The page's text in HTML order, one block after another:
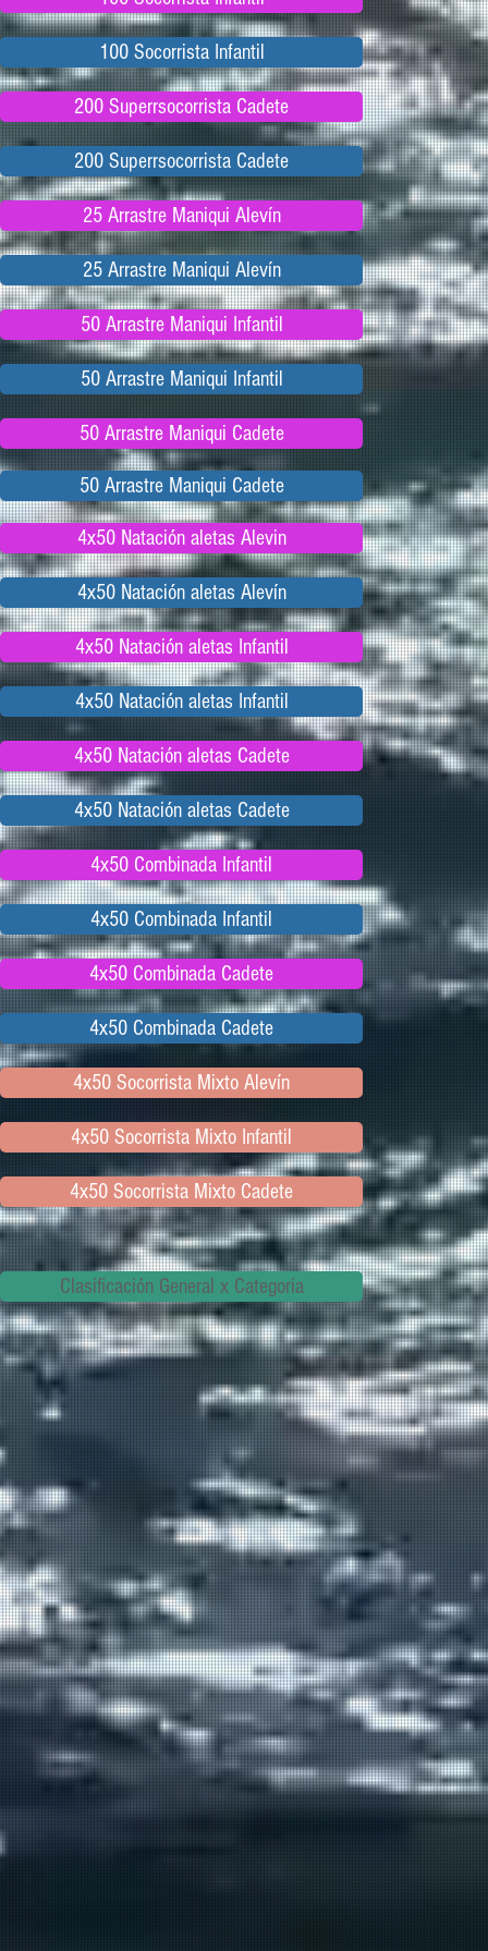
100 Socorrista Infantil
200 Superrsocorrista Cadete
200 Superrsocorrista Cadete
25 Arrastre Maniqui Alevín
25 Arrastre Maniqui Alevín
50 Arrastre Maniqui Infantil
50 Arrastre Maniqui Infantil
50 Arrastre Maniqui Cadete
50 Arrastre Maniqui Cadete
4x50 Natación aletas Alevin
4x50 Natación aletas Alevín
4x50 Natación aletas Infantil
4x50 Natación aletas Infantil
4x50 Natación aletas Cadete
4x50 Natación aletas Cadete
4x50 Combinada Infantil
4x50 Combinada Infantil
4x50 Combinada Cadete
4x50 Combinada Cadete
4x50 Socorrista Mixto Alevín
4x50 Socorrista Mixto Infantil
4x50 Socorrista Mixto Cadete
Clasificación General x Categoria